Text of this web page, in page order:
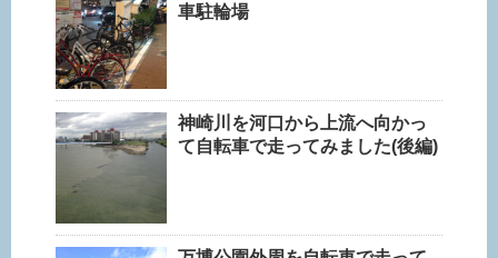
車駐輪場
神崎川を河口から上流へ向かっ
て自転車で走ってみました(後編)